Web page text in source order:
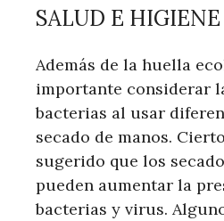
SALUD E HIGIENE
Además de la huella
importante considerar
bacterias al usar
secado de manos.
sugerido que los
pueden aumentar la
bacterias y virus.